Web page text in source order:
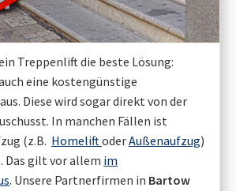
Treppenlift die beste Lösung:
eine kostengünstige
Diese wird sogar direkt von der
In manchen Fällen ist
(z.B. HomeliftoderAußenaufzug)
Das gilt vor allem im
. Unsere Partnerfirmen in Bartow